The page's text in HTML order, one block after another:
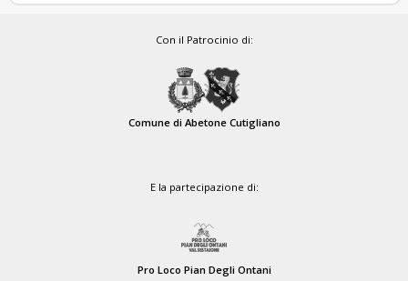
Con il Patrocinio di:
Comune di Abetone Cutigliano
E la partecipazione di:
Pro Loco Pian Degli Ontani